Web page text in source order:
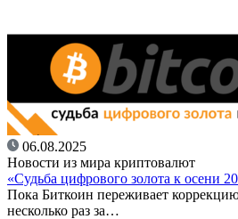
06.08.2025
Новости из мира криптовалют
«Судьба цифрового золота к осени
Пока Биткоин переживает
несколько раз за…